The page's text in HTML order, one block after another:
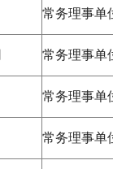
常务理事单
常务理事单
常务理事单
常务理事单